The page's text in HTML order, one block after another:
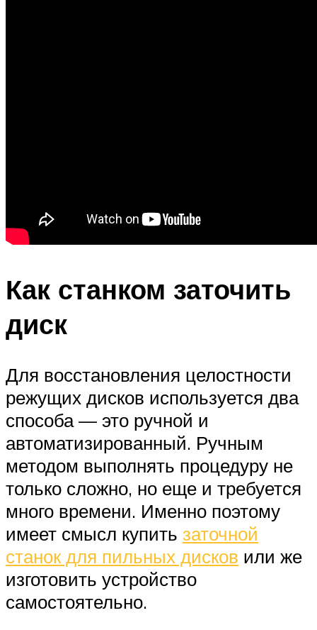
Как станком заточить
диск
Для восстановления целостности
режущих дисков используется два
способа — это ручной и
автоматизированный. Ручным
методом выполнять процедуру не
только сложно, но еще и требуется
много времени. Именно поэтому
имеет смысл купить заточной
станок для пильных дисков или же
изготовить устройство
самостоятельно.